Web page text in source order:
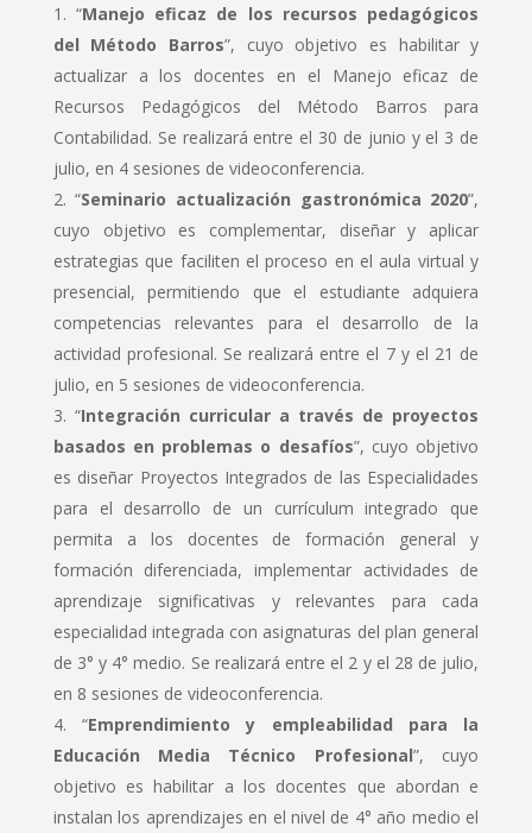
“Manejo eficaz de los recursos pedagógicos
del Método Barros”, cuyo objetivo es habilitar y
actualizar a los docentes en el Manejo eficaz de
Recursos Pedagógicos del Método Barros para
Contabilidad. Se realizará entre el 30 de junio y el 3 de
julio, en 4 sesiones de videoconferencia.
“Seminario actualización gastronómica 2020”,
cuyo objetivo es complementar, diseñar y aplicar
estrategias que faciliten el proceso en el aula virtual y
presencial, permitiendo que el estudiante adquiera
competencias relevantes para el desarrollo de la
actividad profesional. Se realizará entre el 7 y el 21 de
julio, en 5 sesiones de videoconferencia.
“Integración curricular a través de proyectos
basados en problemas o desafíos”, cuyo objetivo
es diseñar Proyectos Integrados de las Especialidades
para el desarrollo de un currículum integrado que
permita a los docentes de formación general y
formación diferenciada, implementar actividades de
aprendizaje significativas y relevantes para cada
especialidad integrada con asignaturas del plan general
de 3° y 4° medio. Se realizará entre el 2 y el 28 de julio,
en 8 sesiones de videoconferencia.
“Emprendimiento y empleabilidad para la
Educación Media Técnico Profesional”, cuyo
objetivo es habilitar a los docentes que abordan e
instalan los aprendizajes en el nivel de 4° año medio el